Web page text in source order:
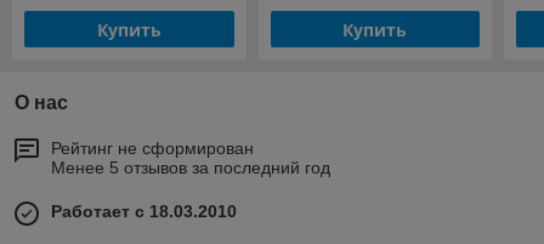
Купить Купить
О нас
Рейтинг не сформирован
Менее 5 отзывов за последний год
Работает с 18.03.2010